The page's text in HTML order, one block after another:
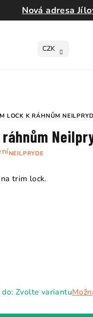
Nová adresa
CZK
LOCK K RÁHNŮM
NEILPRYDE
trim lock.
Zvolte variantu